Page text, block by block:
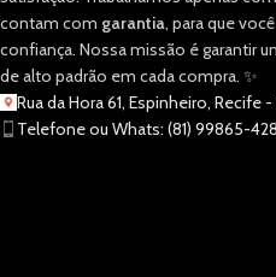
contam com garantia, para que
confiança. Nossa missão é garantir
de alto padrão em cada compra. ✨
Rua da Hora 61, Espinheiro, Recife -
Telefone ou Whats: (81) 99865-